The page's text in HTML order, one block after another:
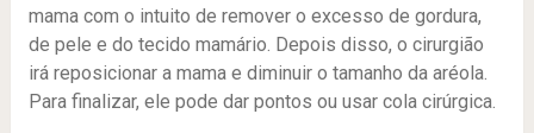
mama com o intuito de remover o excesso de gordura,
de pele e do tecido mamário. Depois disso, o cirurgião
irá reposicionar a mama e diminuir o tamanho da aréola.
Para finalizar, ele pode dar pontos ou usar cola cirúrgica.